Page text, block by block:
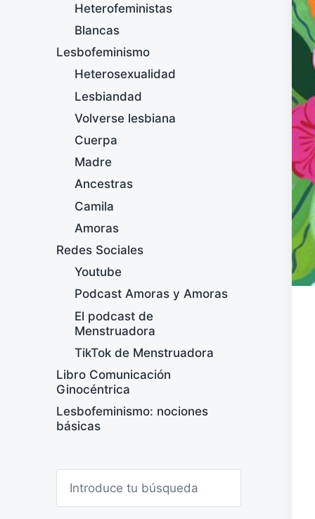
Heterofeministas
Blancas
Lesbofeminismo
Heterosexualidad
Lesbiandad
Volverse lesbiana
Cuerpa
Madre
Ancestras
Camila
Amoras
Redes Sociales
Youtube
Podcast Amoras y Amoras
El podcast de
Menstruadora
TikTok de Menstruadora
Libro Comunicación
Ginocéntrica
Lesbofeminismo: nociones
básicas